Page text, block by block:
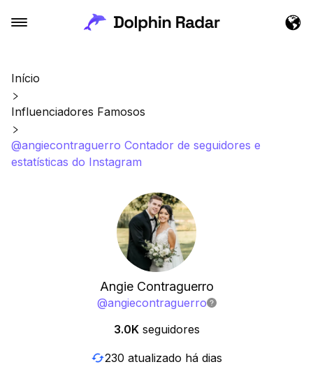
Início
Influenciadores Famosos
@angiecontraguerro Contador de seguidores e
estatísticas do Instagram
Angie Contraguerro
@angiecontraguerro
3.0K seguidores
230 atualizado há dias